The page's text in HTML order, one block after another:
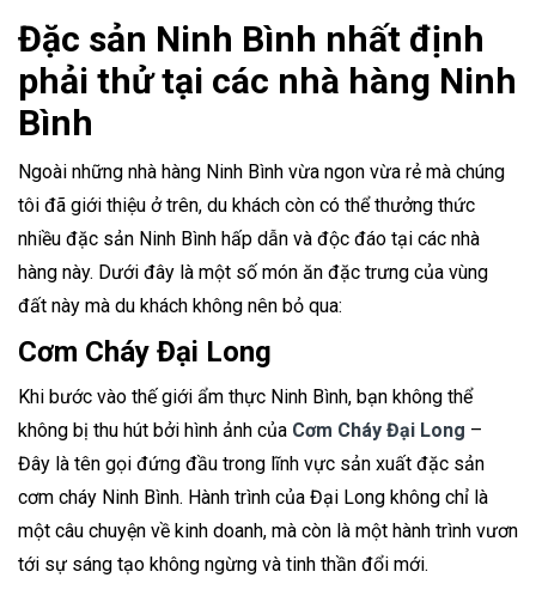
Đặc sản Ninh Bình nhất định
phải thử tại các nhà hàng Ninh
Bình
Ngoài những nhà hàng Ninh Bình vừa ngon vừa rẻ mà chúng
tôi đã giới thiệu ở trên, du khách còn có thể thưởng thức
nhiều đặc sản Ninh Bình hấp dẫn và độc đáo tại các nhà
hàng này. Dưới đây là một số món ăn đặc trưng của vùng
đất này mà du khách không nên bỏ qua:
Cơm Cháy Đại Long
Khi bước vào thế giới ẩm thực Ninh Bình, bạn không thể
không bị thu hút bởi hình ảnh của Cơm Cháy Đại Long –
Đây là tên gọi đứng đầu trong lĩnh vực sản xuất đặc sản
cơm cháy Ninh Bình. Hành trình của Đại Long không chỉ là
một câu chuyện về kinh doanh, mà còn là một hành trình vươn
tới sự sáng tạo không ngừng và tinh thần đổi mới.